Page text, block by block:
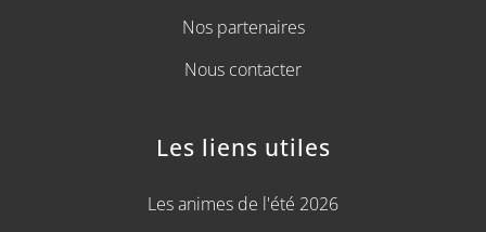
Nos partenaires
Nous contacter
Les liens utiles
Les animes de l'été 2026